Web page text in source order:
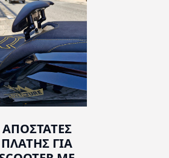
ΑΠΟΣΤΑΤΕΣ
ΠΛΑΤΗΣ ΓΙΑ